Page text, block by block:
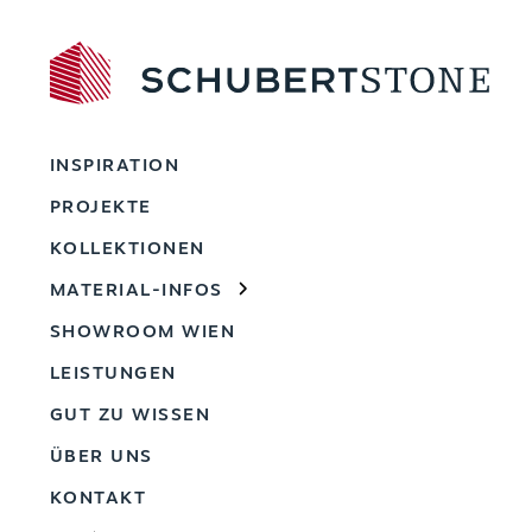
INSPIRATION
PROJEKTE
KOLLEKTIONEN
MATERIAL-INFOS
SHOWROOM WIEN
LEISTUNGEN
GUT ZU WISSEN
ÜBER UNS
KONTAKT